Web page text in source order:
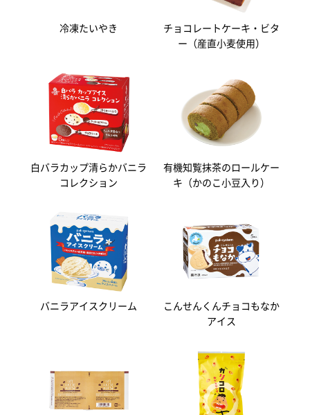
冷凍たいやき
チョコレートケーキ・ビタ
ー（産直小麦使用）
白バラカップ清らかバニラ
コレクション
有機知覧抹茶のロールケー
キ（かのこ小豆入り）
バニラアイスクリーム
こんせんくんチョコもなか
アイス